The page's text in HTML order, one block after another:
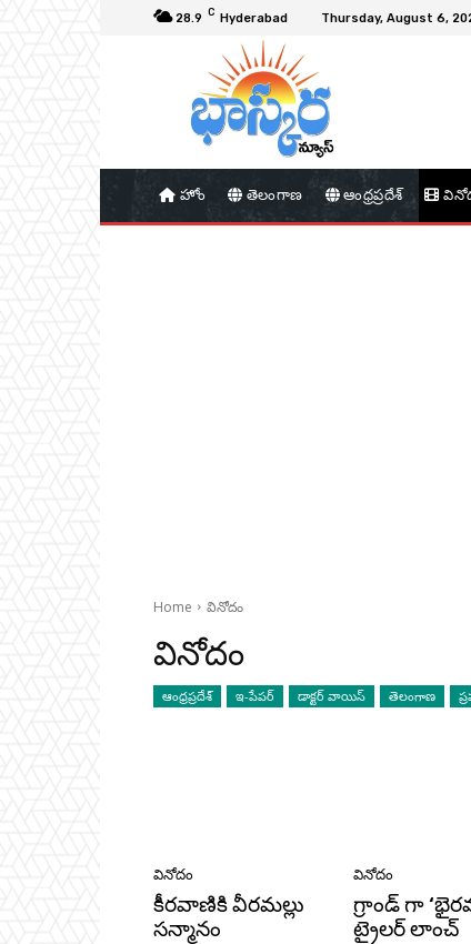
28.9 C Hyderabad Thursday, August 6,
హోం తెలంగాణ ఆంధ్రప్రదేశ్
Home వినోదం
వినోదం
ఆంధ్రప్రదేశ్ ఇ-పేపర్ డాక్టర్ వాయిస్ తెలంగాణ
వినోదం
కీరవాణికి వీరమల్లు
సన్మానం
వినోదం
గ్రాండ్ గా
ట్రైలర్ లాంచ్